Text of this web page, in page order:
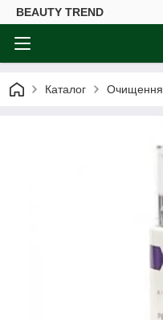
BEAUTY TREND
Каталог Очищення